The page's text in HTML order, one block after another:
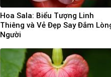
Hoa Sala: Biểu Tượng Linh
Thiêng và Vẻ Đẹp Say Đắm
Người